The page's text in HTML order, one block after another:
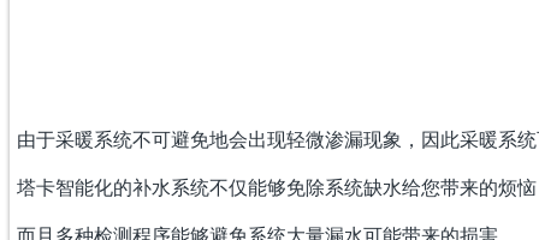
由于采暖系统不可避免地会出现轻微渗漏现象，因此采暖系
塔卡智能化的补水系统不仅能够免除系统缺水给您带来的烦